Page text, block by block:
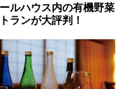
ルハウス内の有機野菜
ランが大評判！